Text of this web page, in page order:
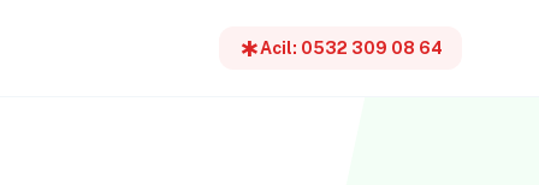
emergencyAcil: 0532 309 08 64